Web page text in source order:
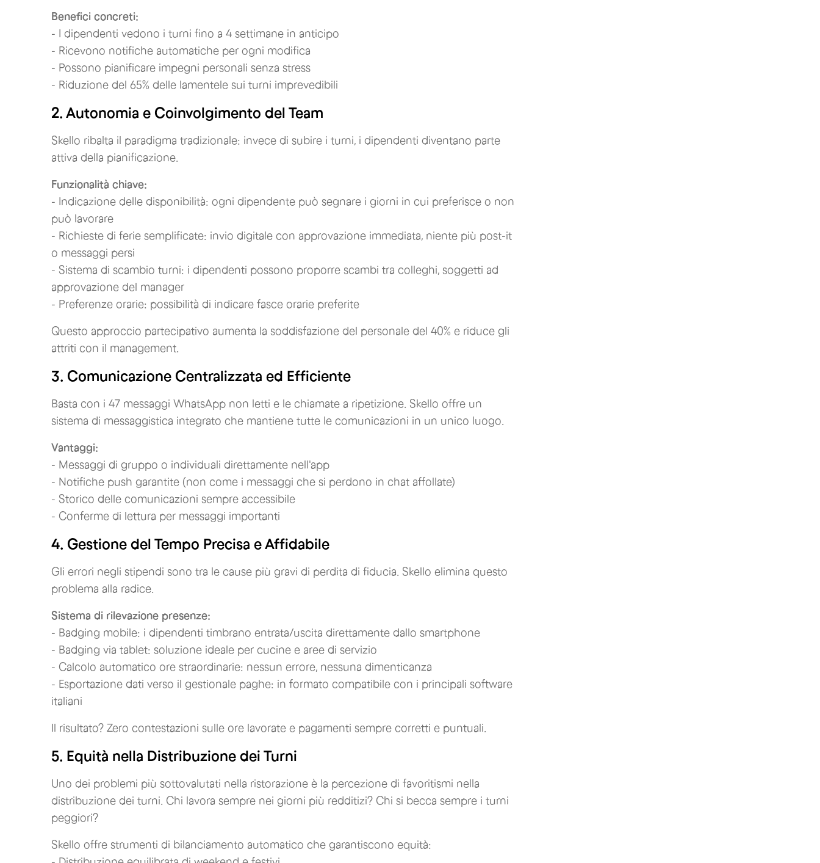
Benefici concreti:
- I dipendenti vedono i turni fino a 4 settimane in anticipo
- Ricevono notifiche automatiche per ogni modifica
- Possono pianificare impegni personali senza stress
- Riduzione del 65% delle lamentele sui turni imprevedibili
2. Autonomia e Coinvolgimento del Team
Skello ribalta il paradigma tradizionale: invece di subire i turni, i dipendenti diventano parte
attiva della pianificazione.
Funzionalità chiave:
- Indicazione delle disponibilità: ogni dipendente può segnare i giorni in cui preferisce o non
può lavorare
- Richieste di ferie semplificate: invio digitale con approvazione immediata, niente più post-it
o messaggi persi
- Sistema di scambio turni: i dipendenti possono proporre scambi tra colleghi, soggetti ad
approvazione del manager
- Preferenze orarie: possibilità di indicare fasce orarie preferite
Questo approccio partecipativo aumenta la soddisfazione del personale del 40% e riduce gli
attriti con il management.
3. Comunicazione Centralizzata ed Efficiente
Basta con i 47 messaggi WhatsApp non letti e le chiamate a ripetizione. Skello offre un
sistema di messaggistica integrato che mantiene tutte le comunicazioni in un unico luogo.
Vantaggi:
- Messaggi di gruppo o individuali direttamente nell'app
- Notifiche push garantite (non come i messaggi che si perdono in chat affollate)
- Storico delle comunicazioni sempre accessibile
- Conferme di lettura per messaggi importanti
4. Gestione del Tempo Precisa e Affidabile
Gli errori negli stipendi sono tra le cause più gravi di perdita di fiducia. Skello elimina questo
problema alla radice.
Sistema di rilevazione presenze:
- Badging mobile: i dipendenti timbrano entrata/uscita direttamente dallo smartphone
- Badging via tablet: soluzione ideale per cucine e aree di servizio
- Calcolo automatico ore straordinarie: nessun errore, nessuna dimenticanza
- Esportazione dati verso il gestionale paghe: in formato compatibile con i principali software
italiani
Il risultato? Zero contestazioni sulle ore lavorate e pagamenti sempre corretti e puntuali.
5. Equità nella Distribuzione dei Turni
Uno dei problemi più sottovalutati nella ristorazione è la percezione di favoritismi nella
distribuzione dei turni. Chi lavora sempre nei giorni più redditizi? Chi si becca sempre i turni
peggiori?
Skello offre strumenti di bilanciamento automatico che garantiscono equità: